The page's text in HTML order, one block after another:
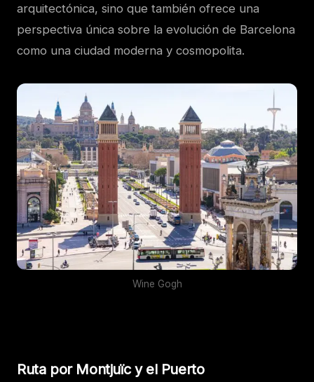
arquitectónica, sino que también ofrece una
perspectiva única sobre la evolución de Barcelona
como una ciudad moderna y cosmopolita.
Wine Gogh
Ruta por Montjuïc y el Puerto